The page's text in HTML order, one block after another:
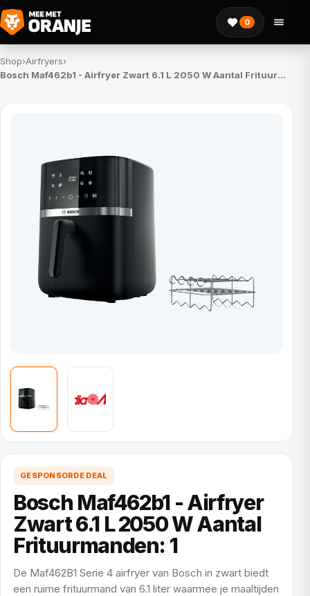
0
Shop›Airfryers›
Bosch Maf462b1 - Airfryer Zwart 6.1 L 2050 W Aantal Frituurmanden: 1
GESPONSORDE DEAL
Bosch Maf462b1 - Airfryer
Zwart 6.1 L 2050 W Aantal
Frituurmanden: 1
De Maf462B1 Serie 4 airfryer van Bosch in zwart biedt
een ruime frituurmand van 6.1 liter waarmee je maaltijden